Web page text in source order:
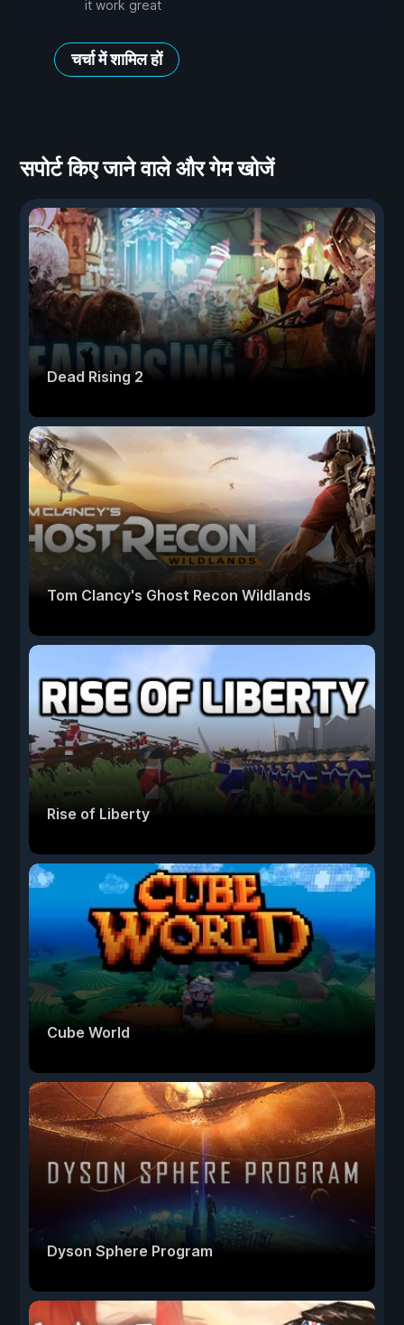
it work great
चर्चा में शामिल हों
सपोर्ट किए जाने वाले और गेम खोजें
Dead Rising 2
Tom Clancy's Ghost Recon Wildlands
Rise of Liberty
Cube World
Dyson Sphere Program